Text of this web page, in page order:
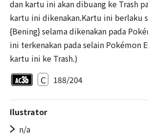
dan kartu ini akan dibuang ke Trash
kartu ini dikenakan.Kartu ini berlaku
{Bening} selama dikenakan pada
ini terkenakan pada selain Pokémon
kartu ini ke Trash.)
C 188/204
Ilustrator
n/a